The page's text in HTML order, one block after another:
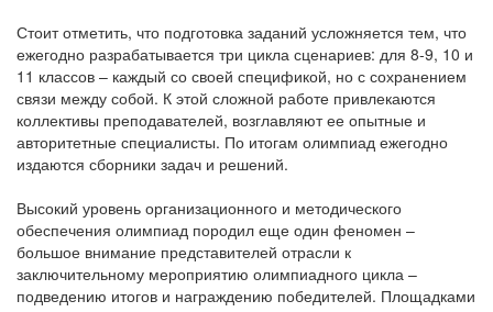
Стоит отметить, что подготовка заданий усложняется тем, что
ежегодно разрабатывается три цикла сценариев: для 8-9, 10 и
11 классов – каждый со своей спецификой, но с сохранением
связи между собой. К этой сложной работе привлекаются
коллективы преподавателей, возглавляют ее опытные и
авторитетные специалисты. По итогам олимпиад ежегодно
издаются сборники задач и решений.
Высокий уровень организационного и методического
обеспечения олимпиад породил еще один феномен –
большое внимание представителей отрасли к
заключительному мероприятию олимпиадного цикла –
подведению итогов и награждению победителей. Площадками